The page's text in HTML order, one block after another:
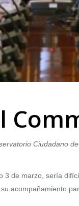
Ciudadano
de marzo, sería
acompañamiento